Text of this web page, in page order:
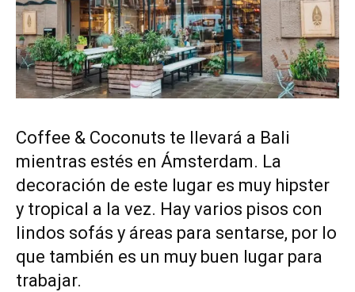
Coffee & Coconuts te llevará a Bali
mientras estés en Ámsterdam. La
decoración de este lugar es muy hipster
y tropical a la vez. Hay varios pisos con
lindos sofás y áreas para sentarse, por lo
que también es un muy buen lugar para
trabajar.